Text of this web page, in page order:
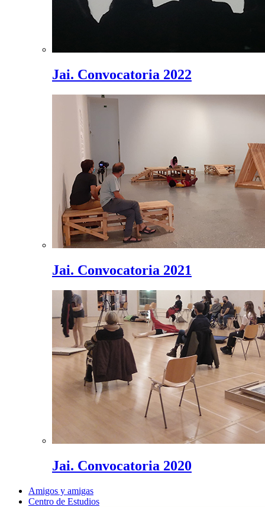
Jai. Convocatoria 2022
Jai. Convocatoria 2021
Jai. Convocatoria 2020
Amigos y amigas
Centro de Estudios